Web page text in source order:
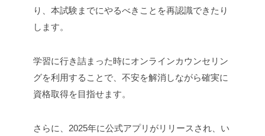
り、本試験までにやるべきことを再認識できたり
します。
学習に行き詰まった時にオンラインカウンセリン
グを利用することで、不安を解消しながら確実に
資格取得を目指せます。
さらに、2025年に公式アプリがリリースされ、い